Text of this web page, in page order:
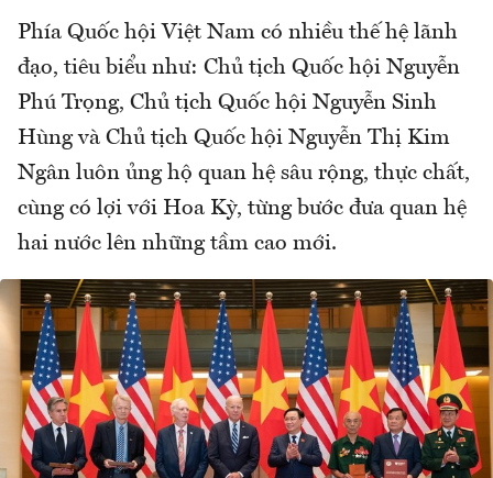
Phía Quốc hội Việt Nam có nhiều thế hệ lãnh
đạo, tiêu biểu như: Chủ tịch Quốc hội Nguyễn
Phú Trọng, Chủ tịch Quốc hội Nguyễn Sinh
Hùng và Chủ tịch Quốc hội Nguyễn Thị Kim
Ngân luôn ủng hộ quan hệ sâu rộng, thực chất,
cùng có lợi với Hoa Kỳ, từng bước đưa quan hệ
hai nước lên những tầm cao mới.